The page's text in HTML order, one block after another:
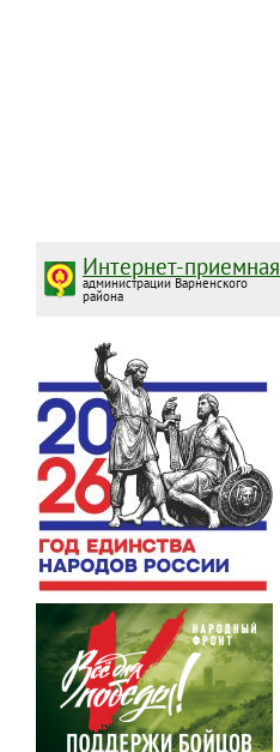
Интернет-приемная
администрации Варненского
района